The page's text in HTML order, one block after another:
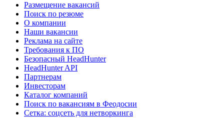
Размещение вакансий
Поиск по резюме
О компании
Наши вакансии
Реклама на сайте
Требования к ПО
Безопасный HeadHunter
HeadHunter API
Партнерам
Инвесторам
Каталог компаний
Поиск по вакансиям в Феодосии
Сетка: соцсеть для нетворкинга